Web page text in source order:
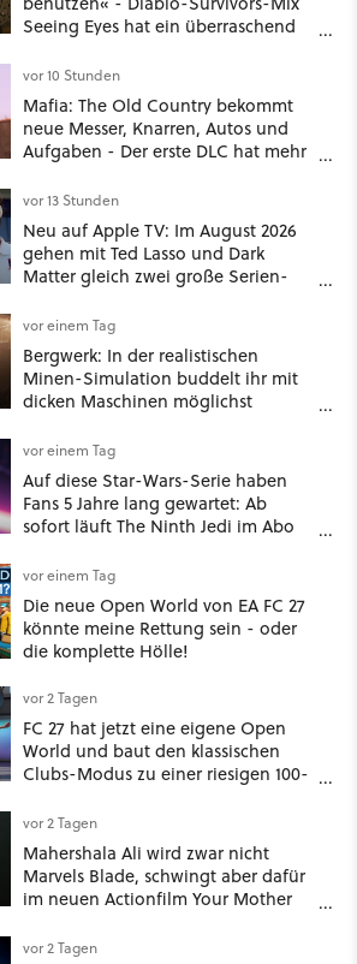
Seeing Eyes hat ein überraschend
vor 10 Stunden
Mafia: The Old Country bekommt
neue Messer, Knarren, Autos und
Aufgaben - Der erste DLC hat mehr
vor 13 Stunden
Neu auf Apple TV: Im August 2026
gehen mit Ted Lasso und Dark
Matter gleich zwei große Serien-
vor einem Tag
Bergwerk: In der realistischen
Minen-Simulation buddelt ihr mit
dicken Maschinen möglichst
vor einem Tag
Auf diese Star-Wars-Serie haben
Fans 5 Jahre lang gewartet: Ab
sofort läuft The Ninth Jedi im Abo
vor einem Tag
Die neue Open World von EA FC 27
könnte meine Rettung sein - oder
die komplette Hölle!
vor 2 Tagen
FC 27 hat jetzt eine eigene Open
World und baut den klassischen
Clubs-Modus zu einer riesigen 100-
vor 2 Tagen
Mahershala Ali wird zwar nicht
Marvels Blade, schwingt aber dafür
im neuen Actionfilm Your Mother
Schwert
vor 2 Tagen